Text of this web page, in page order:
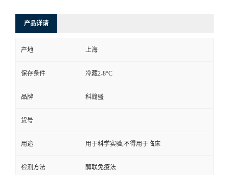
产品详请
产地 上海
保存条件 冷藏2-8°C
品牌 科翰盛
货号
用途 用于科学实验,不得用于临床
检测方法 酶联免疫法